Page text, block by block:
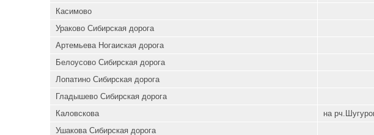
Касимово
Ураково Сибирская дорога
Артемьева Ногаиская дорога
Белоусово Сибирская дорога
Лопатино Сибирская дорога
Гладышево Сибирская дорога
Каловскова
на
Ушакова Сибирская дорога